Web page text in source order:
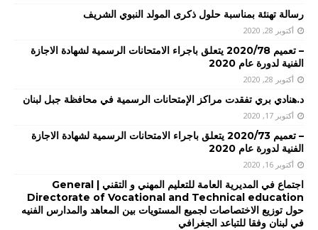
رسالة تهنئة بمناسبة حلول ذكرى المولد النبوي الشريف
أكتوبر 28, 2020
– تعميم 2020/78 يتعلق باجراء الامتحانات الرسمية لشهادة الاجازة
الفنية لدورة عام 2020
أكتوبر 28, 2020
د.هنادي بري تفقدت مراكز الإمتحانات الرسمية في محافظة جبل لبنان
أكتوبر 17, 2020
– تعميم 2020/73 يتعلق باجراء الامتحانات الرسمية لشهادة الاجازة
الفنية لدورة عام 2020
أكتوبر 16, 2020
اجتماع في المديرية العامة للتعليم المهني و التقني | General
Directorate of Vocational and Technical education
حول توزيع الاختصاصات لجميع المستويات بين المعاهد والمدارس الفنيه
في لبنان وفقا للتباعد الجغرافي